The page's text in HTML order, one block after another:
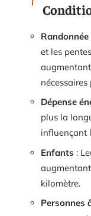
et les
Dépense
plus la
influençant
Enfants :
kilomètre.
Personnes